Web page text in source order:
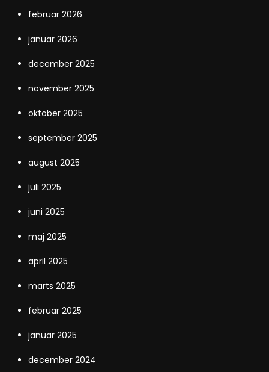
februar 2026
januar 2026
december 2025
november 2025
oktober 2025
september 2025
august 2025
juli 2025
juni 2025
maj 2025
april 2025
marts 2025
februar 2025
januar 2025
december 2024